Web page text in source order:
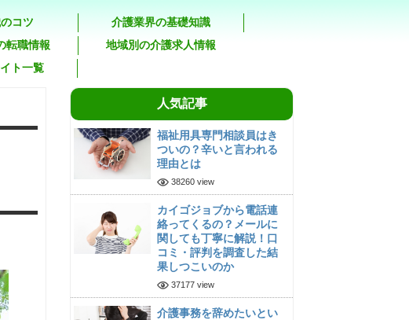
コツ
介護業界の基礎知識
転職情報
地域別の介護求人情報
ト一覧
人気記事
福祉用具専門相談員はき
ついの？辛いと言われる
理由とは
38260 view
カイゴジョブから電話連
絡ってくるの？メールに
関しても丁寧に解説！口
コミ・評判を調査した結
果しつこいのか
37177 view
介護事務を辞めたいとい